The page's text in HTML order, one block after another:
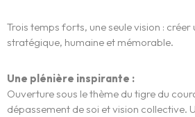
Trois temps forts, une seule vision : créer
stratégique, humaine et mémorable.
Une plénière inspirante :
Ouverture sous le thème du tigre du
dépassement de soi et vision collective.